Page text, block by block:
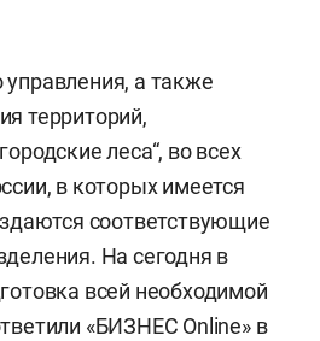
а также
территорий,
леса“, во всех
в которых имеется
соответствующие
На сегодня в
всей необходимой
«БИЗНЕС Online» в